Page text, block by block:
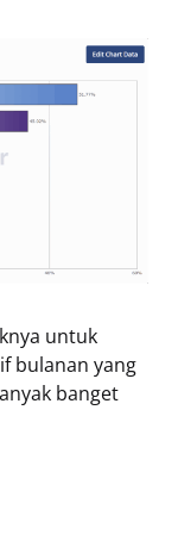
untuk
bulanan yang
banget